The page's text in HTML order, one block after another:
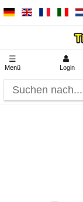
☰
Menü Login